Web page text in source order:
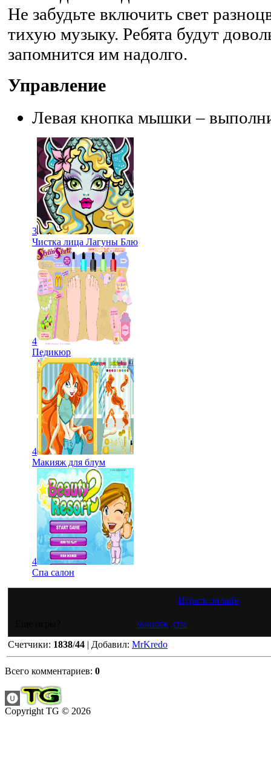
Не забудьте включить свет
тихую музыку. Ребята будут
запомнится им надолго.
Управление
Левая кнопка мышки –
3
Чистка лица Лагуны Блю
4
Педикюр
4
Макияж для блум
4
Спа салон
Играть онлайн
макияж спа
Счетчики: 1838/44 | Добавил: MrKredo
Всего комментариев: 0
Copyright TG © 2026